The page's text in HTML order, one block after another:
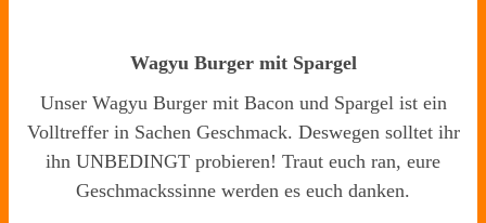
Wagyu Burger mit Spargel
Unser Wagyu Burger mit Bacon und Spargel ist ein
Volltreffer in Sachen Geschmack. Deswegen solltet ihr
ihn UNBEDINGT probieren! Traut euch ran, eure
Geschmackssinne werden es euch danken.